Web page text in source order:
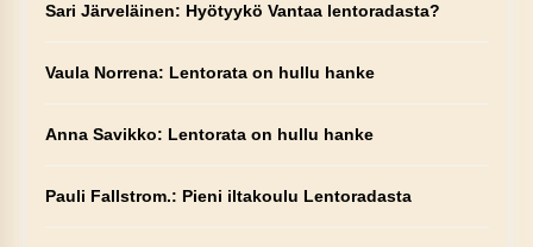
Sari Järveläinen: Hyötyykö Vantaa lentoradasta?
Vaula Norrena: Lentorata on hullu hanke
Anna Savikko: Lentorata on hullu hanke
Pauli Fallstrom.: Pieni iltakoulu Lentoradasta